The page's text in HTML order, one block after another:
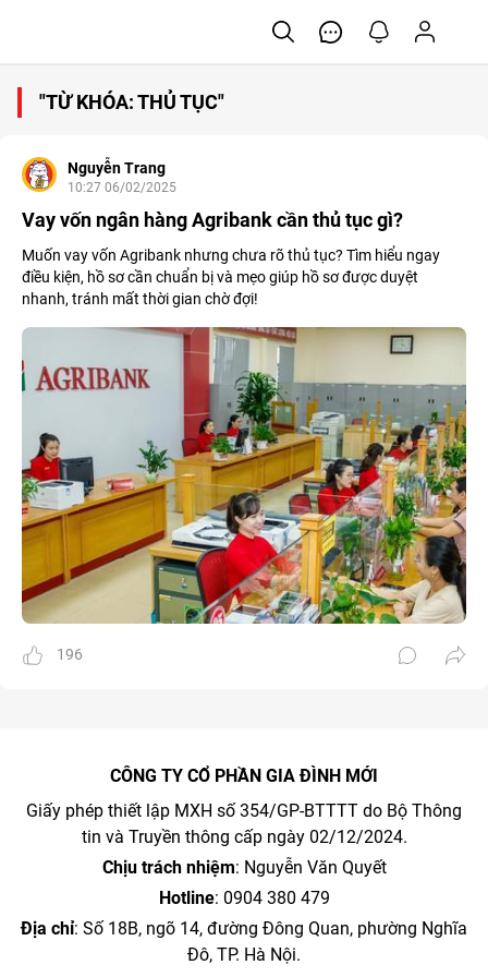
"TỪ KHÓA: THỦ TỤC"
Nguyễn Trang
10:27 06/02/2025
Vay vốn ngân hàng Agribank cần thủ tục gì?
Muốn vay vốn Agribank nhưng chưa rõ thủ tục? Tìm hiểu ngay
điều kiện, hồ sơ cần chuẩn bị và mẹo giúp hồ sơ được duyệt
nhanh, tránh mất thời gian chờ đợi!
196
CÔNG TY CỔ PHẦN GIA ĐÌNH MỚI
Giấy phép thiết lập MXH số 354/GP-BTTTT do Bộ Thông
tin và Truyền thông cấp ngày 02/12/2024.
Chịu trách nhiệm: Nguyễn Văn Quyết
Hotline: 0904 380 479
Địa chỉ: Số 18B, ngõ 14, đường Đông Quan, phường Nghĩa
Đô, TP. Hà Nội.